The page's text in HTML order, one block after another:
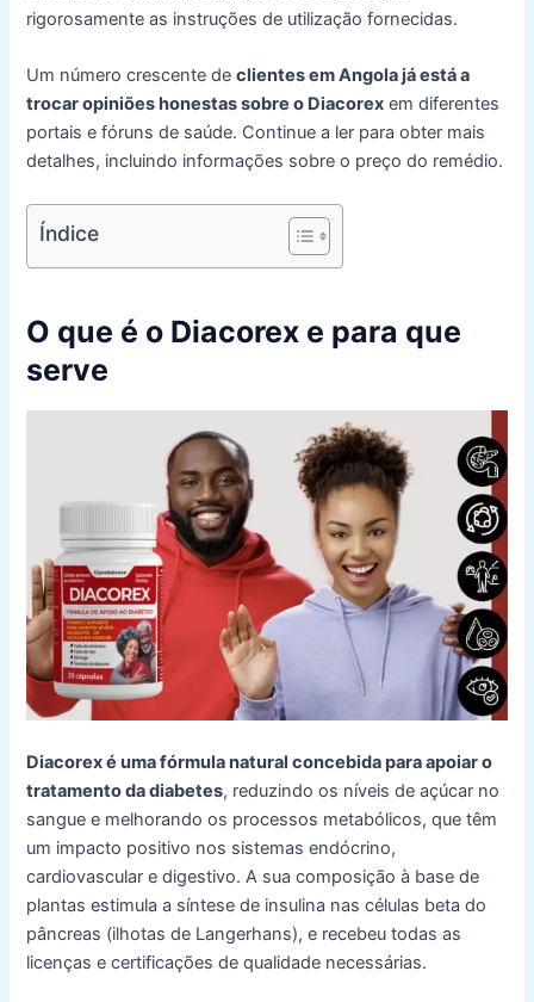
rigorosamente as instruções de utilização fornecidas.
Um número crescente declientes em Angola já está a
trocar opiniões honestas sobre o Diacorex em diferentes
portais e fóruns de saúde. Continue a ler para obter mais
detalhes, incluindo informações sobre o preço do remédio.
Índice
O que é o Diacorex e para que
serve
Diacorex é uma fórmula natural concebida para apoiar o
tratamento da diabetes, reduzindo os níveis de açúcar no
sangue e melhorando os processos metabólicos, que têm
um impacto positivo nos sistemas endócrino,
cardiovascular e digestivo. A sua composição à base de
plantas estimula a síntese de insulina nas células beta do
pâncreas (ilhotas de Langerhans), e recebeu todas as
licenças e certificações de qualidade necessárias.